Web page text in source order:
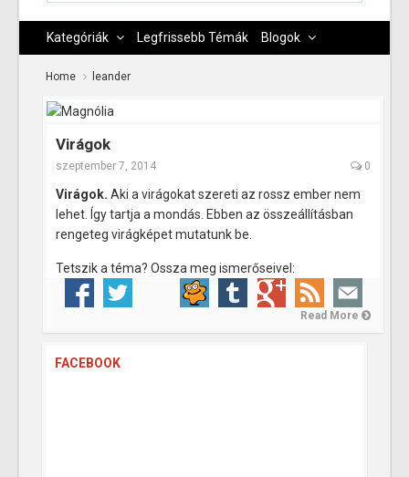
Kategóriák Legfrissebb Témák Blogok
Home leander
Virágok
szeptember 7, 2014 0
Virágok. Aki a virágokat szereti az rossz ember nem
lehet. Így tartja a mondás. Ebben az összeállításban
rengeteg virágképet mutatunk be.
Tetszik a téma? Ossza meg ismerőseivel:
Read More
FACEBOOK